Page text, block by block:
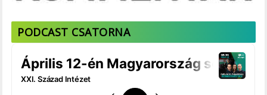
PODCAST CSATORNA